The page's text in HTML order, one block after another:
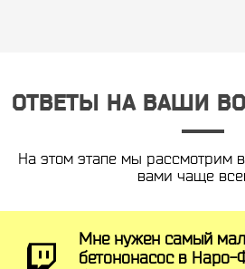
ОТВЕТЫ НА ВАШИ
На этом этапе мы рассмотрим
вами чаще
Мне нужен самый
бетононасос в Наро-